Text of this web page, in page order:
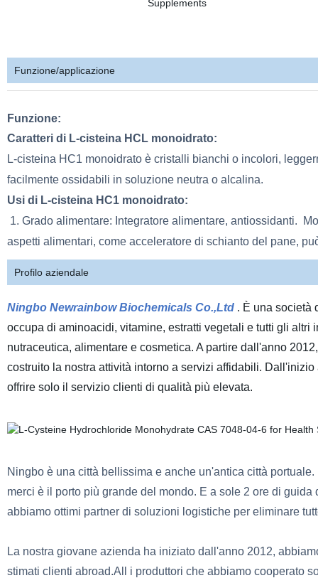
Funzione/applicazione
Funzione:
Caratteri di L-cisteina HCLmonoidrato:
L-cisteina HC1 monoidrato è cristalli bianchi o incolori,
facilmente ossidabili in soluzione neutra o alcalina.
Usi di L-cisteina HC1 monoidrato:
1. Grado alimentare: Integratore alimentare, antiossidanti.
aspetti alimentari, come acceleratore di schianto del pane,
Profilo aziendale
Ningbo Newrainbow Biochemicals Co.,Ltd . È una società
occupa di aminoacidi, vitamine, estratti vegetali e tutti gli
nutraceutica, alimentare e cosmetica. A partire dall'anno
costruito la nostra attività intorno a servizi affidabili.
offrire solo il servizio clienti di qualità più elevata.
Ningbo è una città bellissima e anche un'antica città
merci è il porto più grande del mondo. E a sole 2 ore di
abbiamo ottimi partner di soluzioni logistiche per eliminare
La nostra giovane azienda ha iniziato dall'anno 2012,
stimati clienti abroad.All i produttori che abbiamo cooperato